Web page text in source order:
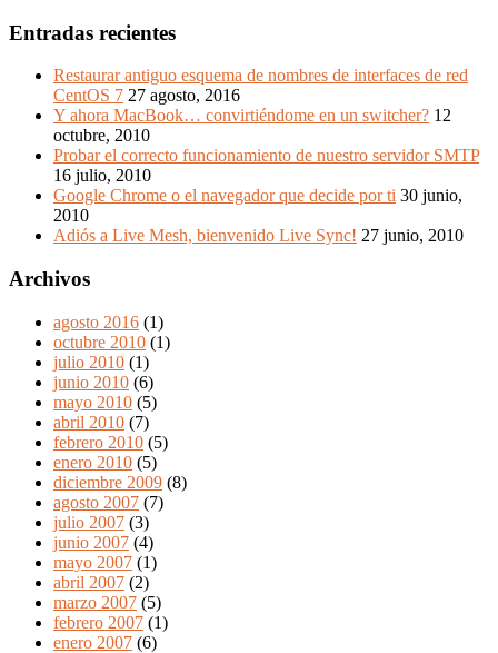
Entradas recientes
Restaurar antiguo esquema de nombres de interfaces de red
CentOS 7 27 agosto, 2016
Y ahora MacBook… convirtiéndome en un switcher? 12
octubre, 2010
Probar el correcto funcionamiento de nuestro servidor SMTP
16 julio, 2010
Google Chrome o el navegador que decide por ti 30 junio,
2010
Adiós a Live Mesh, bienvenido Live Sync! 27 junio, 2010
Archivos
agosto 2016 (1)
octubre 2010 (1)
julio 2010 (1)
junio 2010 (6)
mayo 2010 (5)
abril 2010 (7)
febrero 2010 (5)
enero 2010 (5)
diciembre 2009 (8)
agosto 2007 (7)
julio 2007 (3)
junio 2007 (4)
mayo 2007 (1)
abril 2007 (2)
marzo 2007 (5)
febrero 2007 (1)
enero 2007 (6)